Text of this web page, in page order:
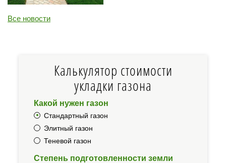
+7 (495) 181-61-55
Все новости
Калькулятор стоимости
укладки газона
Какой нужен газон
Стандартный газон
Элитный газон
Теневой газон
Степень подготовленности земли